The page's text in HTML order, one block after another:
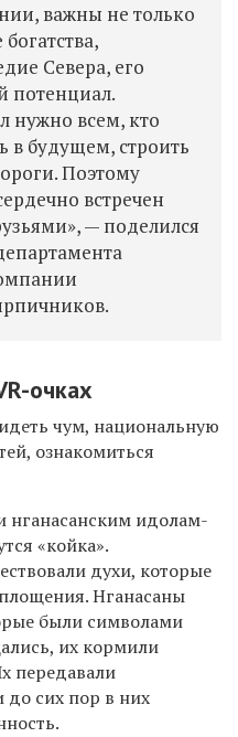
важны не только
Севера, его
потенциал.
нужно всем, кто
в будущем, строить
Поэтому
встречен
— поделился
очках
чум, национальную
ознакомиться
нганасанским идолам-
«койка».
духи, которые
Нганасаны
были символами
их кормили
передавали
до сих пор в них